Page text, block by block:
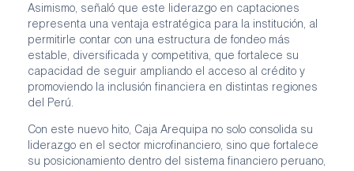
Asimismo, señaló que este liderazgo en captaciones
representa una ventaja estratégica para la institución, al
permitirle contar con una estructura de fondeo más
estable, diversificada y competitiva, que fortalece su
capacidad de seguir ampliando el acceso al crédito y
promoviendo la inclusión financiera en distintas regiones
del Perú.
Con este nuevo hito, Caja Arequipa no solo consolida su
liderazgo en el sector microfinanciero, sino que fortalece
su posicionamiento dentro del sistema financiero peruano,